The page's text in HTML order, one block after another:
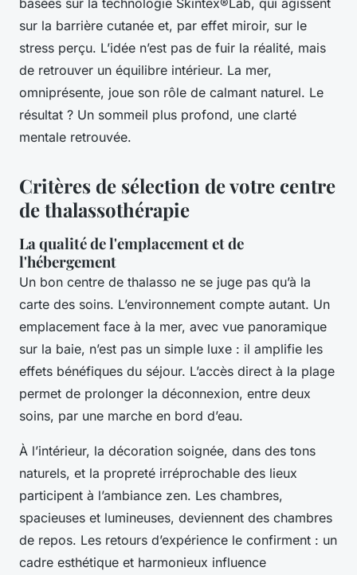
sur la barrière cutanée et, par effet miroir, sur le
stress perçu. L’idée n’est pas de fuir la réalité, mais
de retrouver un équilibre intérieur. La mer,
omniprésente, joue son rôle de calmant naturel. Le
résultat ? Un sommeil plus profond, une clarté
mentale retrouvée.
Critères de sélection de votre centre
de thalassothérapie
La qualité de l'emplacement et de
l'hébergement
Un bon centre de thalasso ne se juge pas qu’à la
carte des soins. L’environnement compte autant. Un
emplacement face à la mer, avec vue panoramique
sur la baie, n’est pas un simple luxe : il amplifie les
effets bénéfiques du séjour. L’accès direct à la plage
permet de prolonger la déconnexion, entre deux
soins, par une marche en bord d’eau.
À l’intérieur, la décoration soignée, dans des tons
naturels, et la propreté irréprochable des lieux
participent à l’ambiance zen. Les chambres,
spacieuses et lumineuses, deviennent des chambres
de repos. Les retours d’expérience le confirment : un
cadre esthétique et harmonieux influence